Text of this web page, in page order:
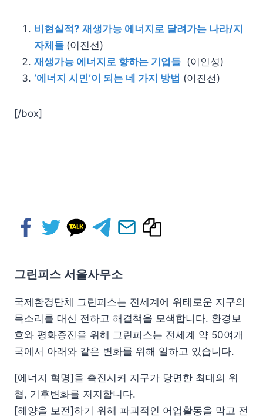
비현실적? 재생가능 에너지로 달려가는 나라/지
자체들 (이진선)
재생가능 에너지로 향하는 기업들 (이인성)
‘에너지 시민’이 되는 네 가지 방법 (이진선)
[/box]
그린피스 서울사무소
국제환경단체 그린피스는 전세계에 위태로운 지구의
목소리를 대신 전하고 해결책을 모색합니다. 환경보
호와 평화증진을 위해 그린피스는 전세계 약 50여개
국에서 아래와 같은 변화를 위해 일하고 있습니다.
[에너지 혁명]을 촉진시켜 지구가 당면한 최대의 위
협, 기후변화를 저지합니다.
[해양을 보전]하기 위해 파괴적인 어업활동을 막고 전